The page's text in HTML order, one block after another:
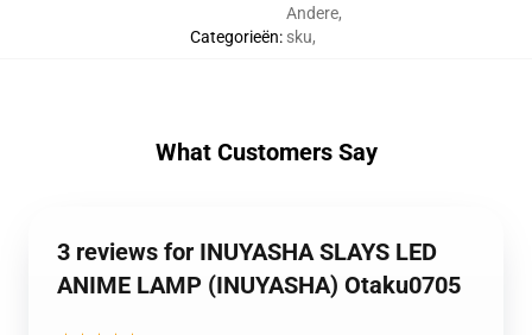
Categorieën:
Andere,
sku,
What Customers Say
3 reviews for INUYASHA SLAYS LED
ANIME LAMP (INUYASHA) Otaku0705